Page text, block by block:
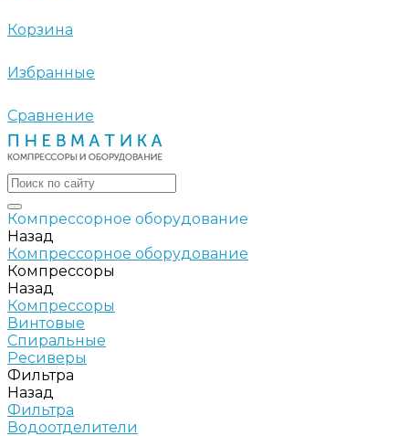
Корзина
Избранные
Сравнение
Компрессорное оборудование
Назад
Компрессорное оборудование
Компрессоры
Назад
Компрессоры
Винтовые
Спиральные
Ресиверы
Фильтра
Назад
Фильтра
Водоотделители